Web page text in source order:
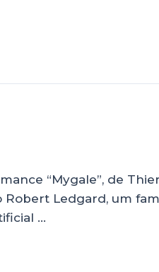
“Mygale”, de
Ledgard, um
…